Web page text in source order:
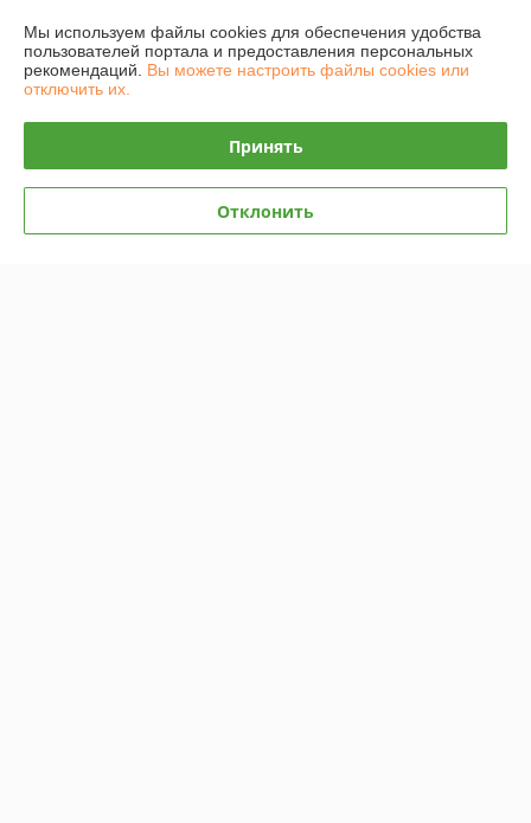
07.03.2026
Покупатель
Спасибо большое. Обслуживание на  высшем уровне.
Мы используем файлы cookies для обеспечения удобства
пользователей портала и предоставления персональных
рекомендаций. Вы можете настроить файлы cookies или
отключить их.
Принять
Отклонить